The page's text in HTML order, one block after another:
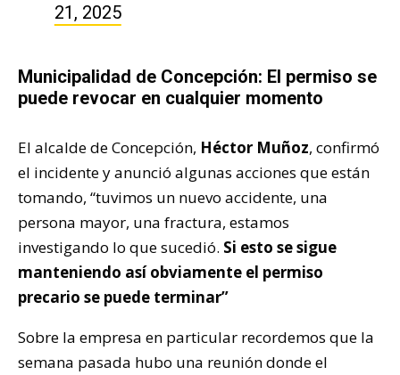
21, 2025
Municipalidad de Concepción: El permiso se
puede revocar en cualquier momento
El alcalde de Concepción, Héctor Muñoz, confirmó
el incidente y anunció algunas acciones que están
tomando, “tuvimos un nuevo accidente, una
persona mayor, una fractura, estamos
investigando lo que sucedió. Si esto se sigue
manteniendo así obviamente el permiso
precario se puede terminar”
Sobre la empresa en particular recordemos que la
semana pasada hubo una reunión donde el